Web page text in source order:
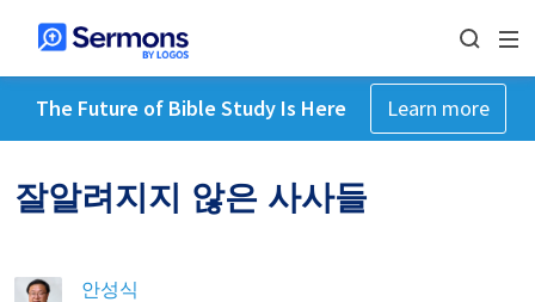
The Future of Bible Study Is Here Learn more
잘알려지지 않은 사사들
안성식